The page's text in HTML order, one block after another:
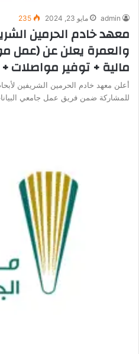
admin مايو 23, 2024 235
معهد خادم الحرمين
والعمرة يعلن عن
مالية + توفير
أعلن معهد خادم الحرمين الشريفين
للمشاركة ضمن فريق عمل جامعي